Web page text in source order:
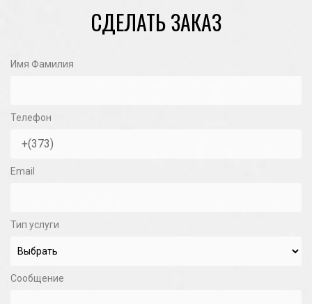
СДЕЛАТЬ ЗАКАЗ
Имя Фамилия
Телефон
Email
Тип услуги
Сообщение